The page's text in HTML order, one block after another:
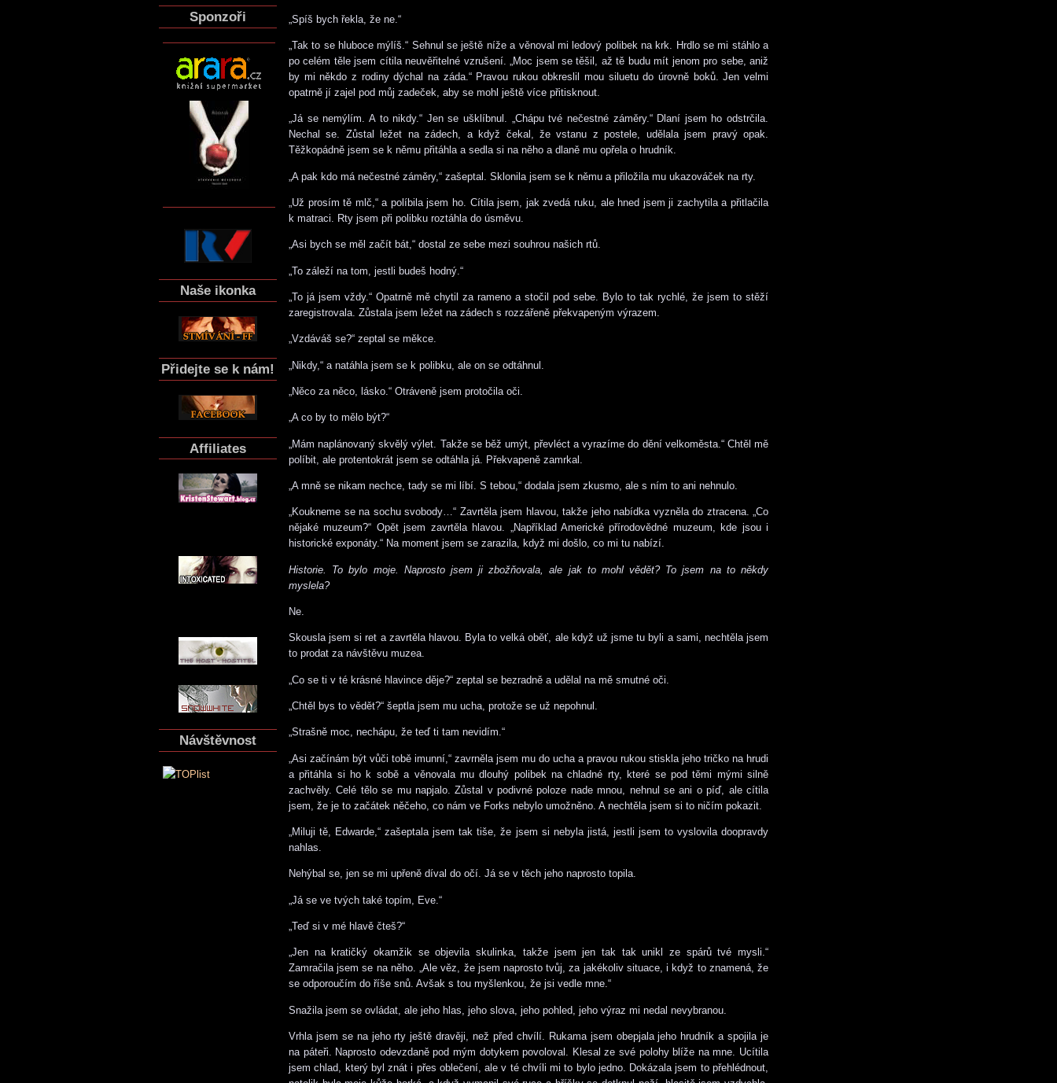
Sponzoři
Naše ikonka
Přidejte se k nám!
Affiliates
Návštěvnost
„Spíš bych řekla, že ne.“
„Tak to se hluboce mýlíš.“ Sehnul se ještě níže a věnoval mi ledový polibek na krk. Hrdlo se mi stáhlo a
po celém těle jsem cítila neuvěřitelné vzrušení. „Moc jsem se těšil, až tě budu mít jenom pro sebe, aniž
by mi někdo z rodiny dýchal na záda.“ Pravou rukou obkreslil mou siluetu do úrovně boků. Jen velmi
opatrně jí zajel pod můj zadeček, aby se mohl ještě více přitisknout.
„Já se nemýlím. A to nikdy.“ Jen se ušklíbnul. „Chápu tvé nečestné záměry.“ Dlaní jsem ho odstrčila.
Nechal se. Zůstal ležet na zádech, a když čekal, že vstanu z postele, udělala jsem pravý opak.
Těžkopádně jsem se k němu přitáhla a sedla si na něho a dlaně mu opřela o hrudník.
„A pak kdo má nečestné záměry,“ zašeptal. Sklonila jsem se k němu a přiložila mu ukazováček na rty.
„Už prosím tě mlč,“ a políbila jsem ho. Cítila jsem, jak zvedá ruku, ale hned jsem ji zachytila a přitlačila
k matraci. Rty jsem při polibku roztáhla do úsměvu.
„Asi bych se měl začít bát,“ dostal ze sebe mezi souhrou našich rtů.
„To záleží na tom, jestli budeš hodný.“
„To já jsem vždy.“ Opatrně mě chytil za rameno a stočil pod sebe. Bylo to tak rychlé, že jsem to stěží
zaregistrovala. Zůstala jsem ležet na zádech s rozzářeně překvapeným výrazem.
„Vzdáváš se?“ zeptal se měkce.
„Nikdy,“ a natáhla jsem se k polibku, ale on se odtáhnul.
„Něco za něco, lásko.“ Otráveně jsem protočila oči.
„A co by to mělo být?“
„Mám naplánovaný skvělý výlet. Takže se běž umýt, převléct a vyrazíme do dění velkoměsta.“ Chtěl mě
políbit, ale protentokrát jsem se odtáhla já. Překvapeně zamrkal.
„A mně se nikam nechce, tady se mi líbí. S tebou,“ dodala jsem zkusmo, ale s ním to ani nehnulo.
„Koukneme se na sochu svobody…“ Zavrtěla jsem hlavou, takže jeho nabídka vyzněla do ztracena. „Co
nějaké muzeum?“ Opět jsem zavrtěla hlavou. „Například Americké přírodovědné muzeum, kde jsou i
historické exponáty.“ Na moment jsem se zarazila, když mi došlo, co mi tu nabízí.
Historie. To bylo moje. Naprosto jsem ji zbožňovala, ale jak to mohl vědět? To jsem na to někdy
myslela?
Ne.
Skousla jsem si ret a zavrtěla hlavou. Byla to velká oběť, ale když už jsme tu byli a sami, nechtěla jsem
to prodat za návštěvu muzea.
„Co se ti v té krásné hlavince děje?“ zeptal se bezradně a udělal na mě smutné oči.
„Chtěl bys to vědět?“ šeptla jsem mu ucha, protože se už nepohnul.
„Strašně moc, nechápu, že teď ti tam nevidím.“
„Asi začínám být vůči tobě imunní,“ zavrněla jsem mu do ucha a pravou rukou stiskla jeho tričko na hrudi
a přitáhla si ho k sobě a věnovala mu dlouhý polibek na chladné rty, které se pod těmi mými silně
zachvěly. Celé tělo se mu napjalo. Zůstal v podivné poloze nade mnou, nehnul se ani o píď, ale cítila
jsem, že je to začátek něčeho, co nám ve Forks nebylo umožněno. A nechtěla jsem si to ničím pokazit.
„Miluji tě, Edwarde,“ zašeptala jsem tak tiše, že jsem si nebyla jistá, jestli jsem to vyslovila doopravdy
nahlas.
Nehýbal se, jen se mi upřeně díval do očí. Já se v těch jeho naprosto topila.
„Já se ve tvých také topím, Eve.“
„Teď si v mé hlavě čteš?“
„Jen na kratičký okamžik se objevila skulinka, takže jsem jen tak tak unikl ze spárů tvé mysli.“
Zamračila jsem se na něho. „Ale věz, že jsem naprosto tvůj, za jakékoliv situace, i když to znamená, že
se odporoučím do říše snů. Avšak s tou myšlenkou, že jsi vedle mne.“
Snažila jsem se ovládat, ale jeho hlas, jeho slova, jeho pohled, jeho výraz mi nedal nevybranou.
Vrhla jsem se na jeho rty ještě dravěji, než před chvílí. Rukama jsem obepjala jeho hrudník a spojila je
na páteři. Naprosto odevzdaně pod mým dotykem povoloval. Klesal ze své polohy blíže na mne. Ucítila
jsem chlad, který byl znát i přes oblečení, ale v té chvíli mi to bylo jedno. Dokázala jsem to přehlédnout,